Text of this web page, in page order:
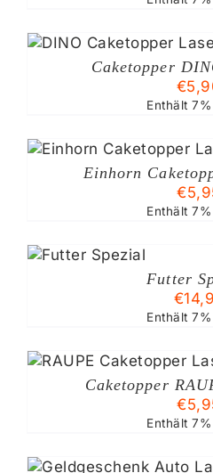
Caketopper
€
Enthält
Einhorn
€
Enthält
Futter
€
Enthält
Caketopper
€
Enthält